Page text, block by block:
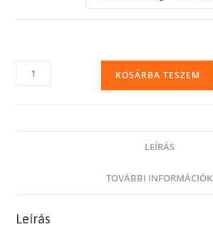
Öko
futártasak,
tasak
KOSÁRBA TESZEM
LEÍRÁS
TOVÁBBI INFORMÁCIÓK
Leírás